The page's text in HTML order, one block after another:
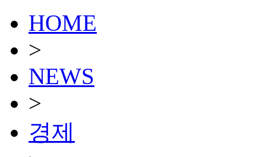
HOME
>
NEWS
>
경제